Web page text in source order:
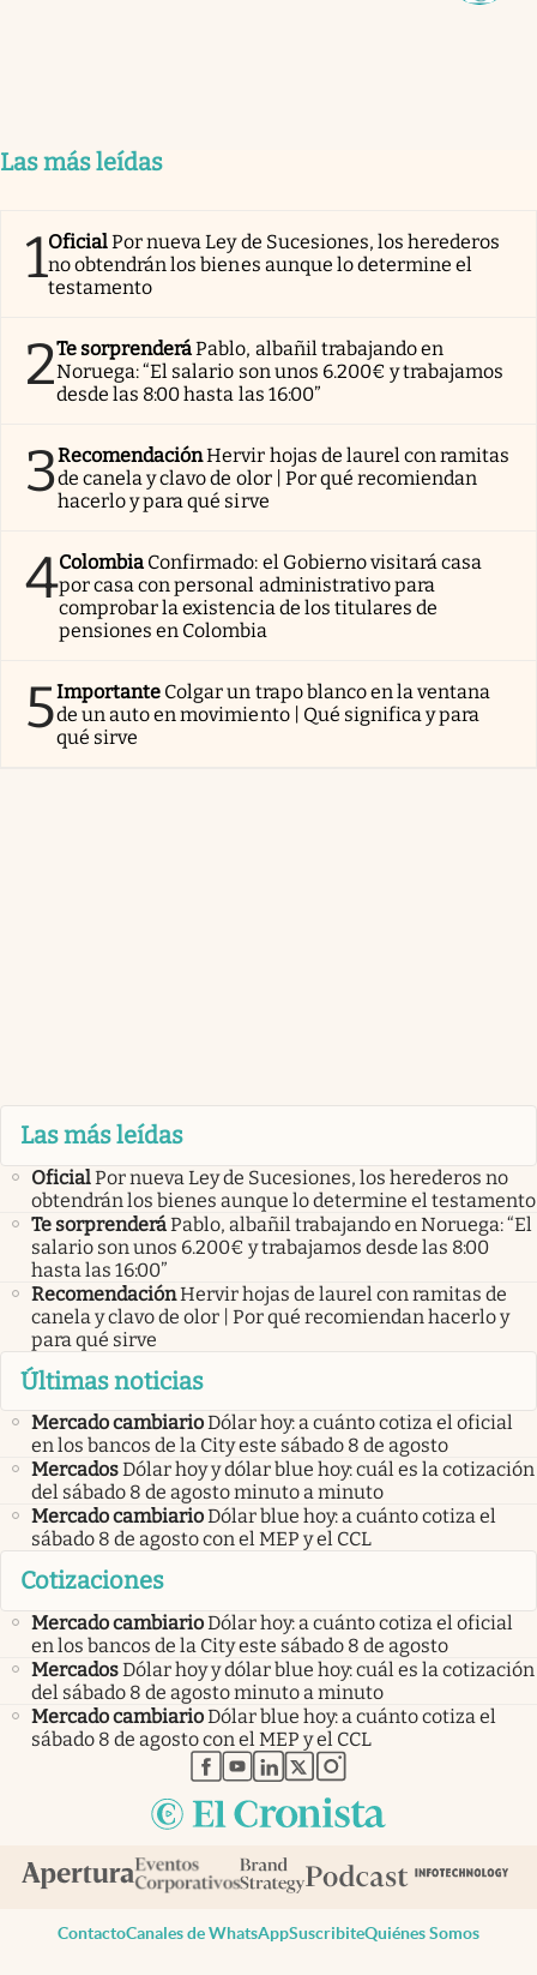
Las más leídas
1OficialPor nueva Ley de Sucesiones, los herederos
no obtendrán los bienes aunque lo determine el
testamento
2Te sorprenderáPablo, albañil trabajando en
Noruega: “El salario son unos 6.200€ y trabajamos
desde las 8:00 hasta las 16:00”
3RecomendaciónHervir hojas de laurel con ramitas
de canela y clavo de olor | Por qué recomiendan
hacerlo y para qué sirve
4Colombia Confirmado: el Gobierno visitará casa
por casa con personal administrativo para
comprobar la existencia de los titulares de
pensiones en Colombia
5Importante Colgar un trapo blanco en la ventana
de un auto en movimiento | Qué significa y para
qué sirve
Las más leídas
OficialPor nueva Ley de Sucesiones, los herederos no
obtendrán los bienes aunque lo determine el testamento
Te sorprenderáPablo, albañil trabajando en Noruega: “El
salario son unos 6.200€ y trabajamos desde las 8:00
hasta las 16:00”
RecomendaciónHervir hojas de laurel con ramitas de
canela y clavo de olor | Por qué recomiendan hacerlo y
para qué sirve
Últimas noticias
Mercado cambiarioDólar hoy: a cuánto cotiza el oficial
en los bancos de la City este sábado 8 de agosto
MercadosDólar hoy y dólar blue hoy: cuál es la cotización
del sábado 8 de agosto minuto a minuto
Mercado cambiarioDólar blue hoy: a cuánto cotiza el
sábado 8 de agosto con el MEP y el CCL
Cotizaciones
Mercado cambiarioDólar hoy: a cuánto cotiza el oficial
en los bancos de la City este sábado 8 de agosto
MercadosDólar hoy y dólar blue hoy: cuál es la cotización
del sábado 8 de agosto minuto a minuto
Mercado cambiarioDólar blue hoy: a cuánto cotiza el
sábado 8 de agosto con el MEP y el CCL
abre en nueva pestaña
abre en nueva pestaña
abre en nueva pestaña
abre en nueva pestaña
abre en nueva pestaña
ContactoCanales de WhatsAppSuscribiteQuiénes Somos